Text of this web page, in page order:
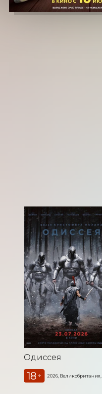
Одиссея
18 + 2026,